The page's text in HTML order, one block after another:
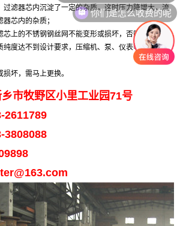
过滤器芯内沉淀了一定的杂质，这时压力降增大，流
芯内的杂质；
上的不锈钢钢丝网不能变形或损坏，否则，受损的
纯度达不到设计要求，压缩机、泵、仪表等设备会遭
坏，需马上更换。
市牧野区小里工业园71号
2611789
3808088
你们是怎么收费的呢